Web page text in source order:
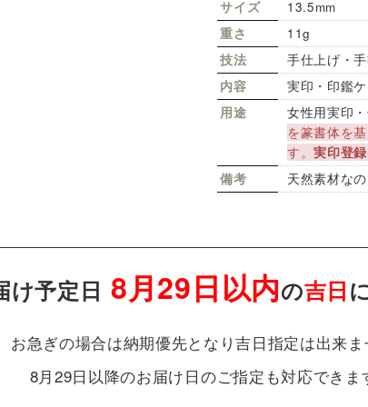
サイズ
13.5mm
重さ
11g
技法
手仕上げ・
内容
実印・印鑑
用途
女性用実印
を篆書体を
す。実印登
備考
天然素材な
け予定日 8月29日以内の吉日
お急ぎの場合は納期優先となり吉日指定は出来ま
8月29日以降のお届け日のご指定も対応できま